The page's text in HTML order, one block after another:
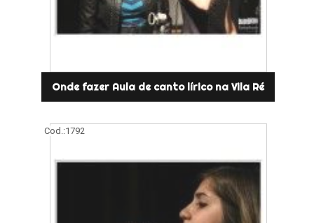
Onde fazer Aula de canto lírico na Vila Ré
Cod.:1792